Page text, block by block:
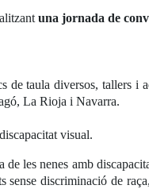
una jornada de
de taula diversos, tallers i
La Rioja i Navarra.
visual.
les nenes amb
sense discriminació de